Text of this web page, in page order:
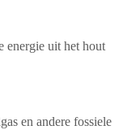
energie uit het hout
en andere fossiele